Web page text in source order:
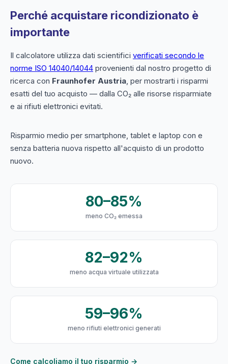
Perché acquistare ricondizionato è
importante
Il calcolatore utilizza dati scientifici verificati secondo le
norme ISO 14040/14044 provenienti dal nostro progetto di
ricerca con Fraunhofer Austria, per mostrarti i risparmi
esatti del tuo acquisto — dalla CO₂ alle risorse risparmiate
e ai rifiuti elettronici evitati.
Risparmio medio per smartphone, tablet e laptop con e
senza batteria nuova rispetto all'acquisto di un prodotto
nuovo.
80–85%
meno CO₂ emessa
82–92%
meno acqua virtuale utilizzata
59–96%
meno rifiuti elettronici generati
Come calcoliamo il tuo risparmio →